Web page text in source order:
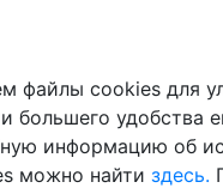
файлы cookies для
большего удобства
информацию об
можно найти здесь.